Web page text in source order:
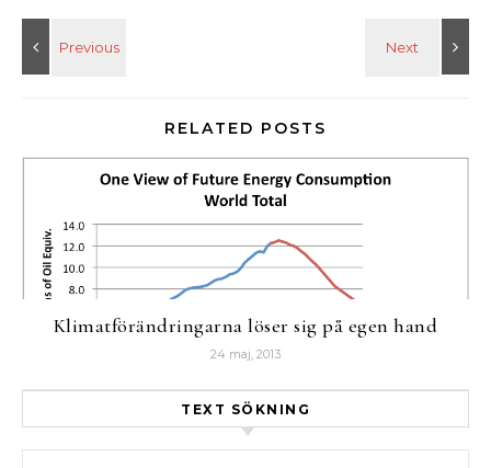
RELATED POSTS
Klimatförändringarna löser sig på egen hand
24 maj, 2013
TEXT SÖKNING